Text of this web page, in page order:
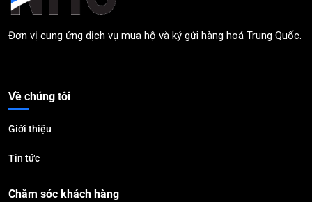
Đơn vị cung ứng dịch vụ mua hộ và ký gửi hàng hoá Trung Quốc.
Về chúng tôi
Giới thiệu
Tin tức
Chăm sóc khách hàng